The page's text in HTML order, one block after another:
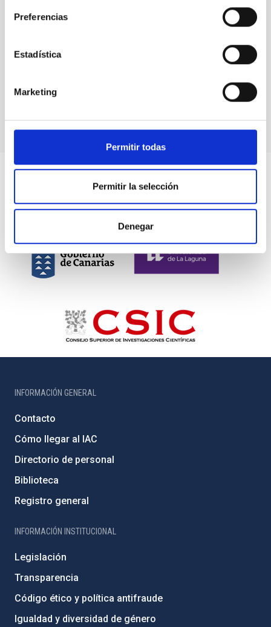
Preferencias
Estadística
Marketing
Permitir todas
Permitir la selección
Denegar
INFORMACIÓN GENERAL
Contacto
Cómo llegar al IAC
Directorio de personal
Biblioteca
Registro general
INFORMACIÓN INSTITUCIONAL
Legislación
Transparencia
Código ético y política antifraude
Igualdad y diversidad de género